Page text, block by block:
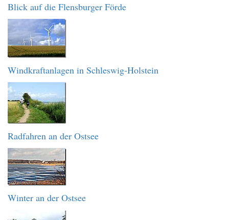
Blick auf die Flensburger Förde
Windkraftanlagen in Schleswig-Holstein
Radfahren an der Ostsee
Winter an der Ostsee